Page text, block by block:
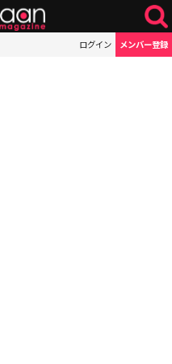
ログイン メンバー登録